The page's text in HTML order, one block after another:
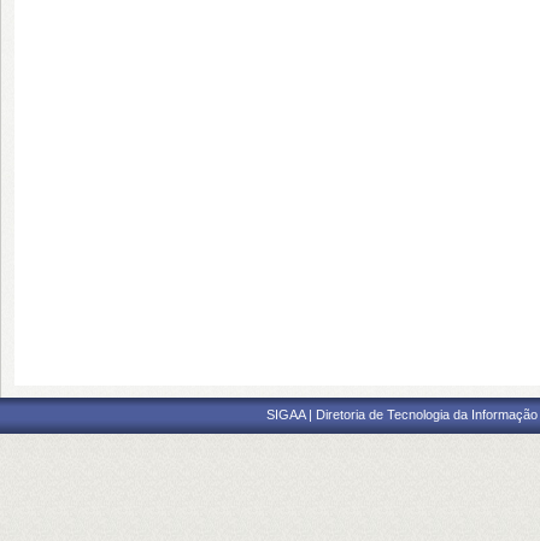
SIGAA | Diretoria de Tecnologia da